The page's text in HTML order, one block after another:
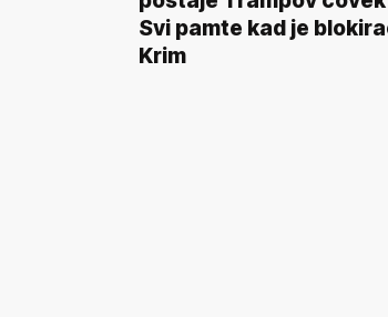
Svi pamte kad je
Krim